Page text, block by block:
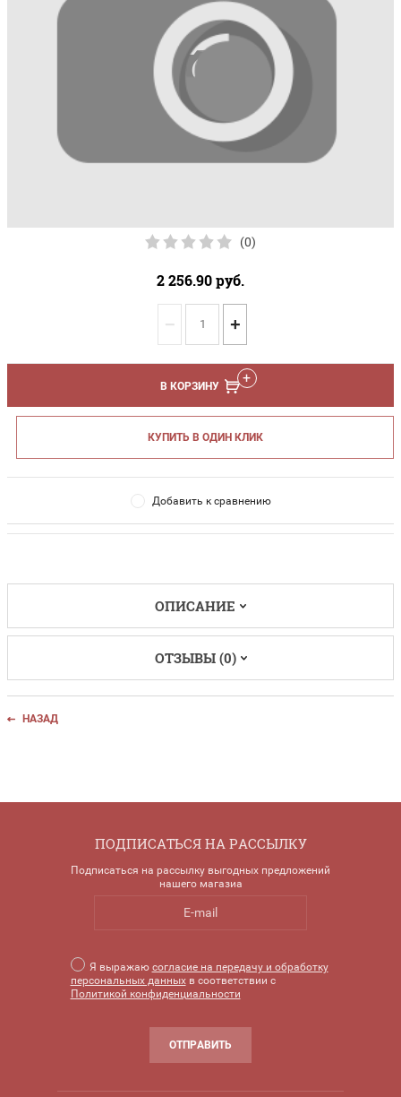
(0)
2 256.90руб.
− +
В КОРЗИНУ
КУПИТЬ В ОДИН КЛИК
Добавить к сравнению
ОПИСАНИЕ
ОТЗЫВЫ (0)
НАЗАД
ПОДПИСАТЬСЯ НА РАССЫЛКУ
Подписаться на рассылку выгодных предложений
нашего магазиа
Я выражаю согласие на передачу и обработку
персональных данныхв соответствии с
Политикой конфиденциальности
ОТПРАВИТЬ